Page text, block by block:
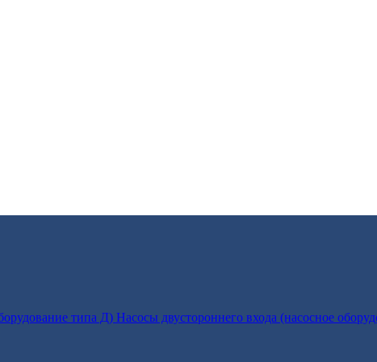
Насосы двустороннего входа (насосное